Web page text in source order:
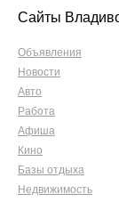
Сайты
Объявления
Новости
Авто
Работа
Афиша
Кино
Базы отдыха
Недвижимость